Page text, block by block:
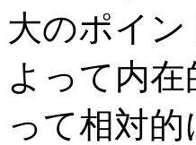
大のポイ
よって内
って相対